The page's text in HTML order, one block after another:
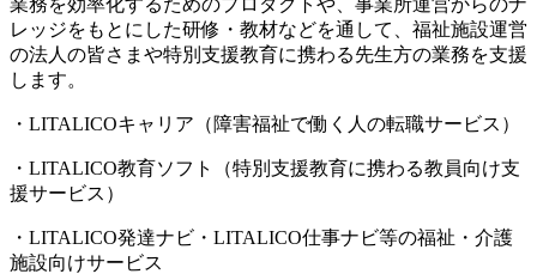
レッジをもとにした研修・教材などを通して、福祉施設運営
の法人の皆さまや特別支援教育に携わる先生方の業務を支援
します。
・LITALICOキャリア（障害福祉で働く人の転職サービス）
・LITALICO教育ソフト（特別支援教育に携わる教員向け支
援サービス）
・LITALICO発達ナビ・LITALICO仕事ナビ等の福祉・介護
施設向けサービス